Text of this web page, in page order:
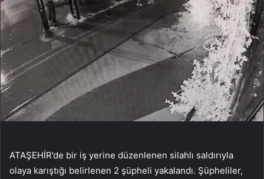
ATAŞEHİR’de bir iş yerine düzenlenen silahlı saldırıyla
olaya karıştığı belirlenen 2 şüpheli yakalandı. Şüpheliler,